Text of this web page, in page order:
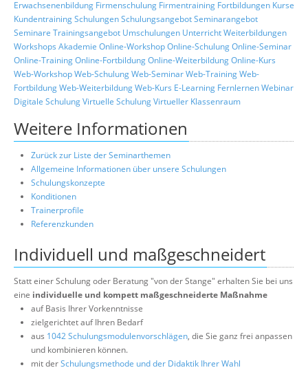
Erwachsenenbildung Firmenschulung Firmentraining Fortbildungen Kurse
KundentrainingSchulungenSchulungsangebotSeminarangebot
Seminare Trainingsangebot Umschulungen UnterrichtWeiterbildungen
Workshops Akademie Online-WorkshopOnline-SchulungOnline-Seminar
Online-TrainingOnline-FortbildungOnline-WeiterbildungOnline-Kurs
Web-WorkshopWeb-SchulungWeb-SeminarWeb-TrainingWeb-
FortbildungWeb-WeiterbildungWeb-Kurs E-Learning FernlernenWebinar
Digitale SchulungVirtuelle SchulungVirtueller Klassenraum
Weitere Informationen
Zurück zur Liste der Seminarthemen
Allgemeine Informationen über unsere Schulungen
Schulungskonzepte
Konditionen
Trainerprofile
Referenzkunden
Individuell und maßgeschneidert
Statt einer Schulung oder Beratung "von der Stange" erhalten Sie bei uns
eine individuelle und kompett maßgeschneiderte Maßnahme
auf Basis Ihrer Vorkenntnisse
zielgerichtet auf Ihren Bedarf
aus 1042 Schulungsmodulenvorschlägen, die Sie ganz frei anpassen
und kombinieren können.
mit derSchulungsmethode und der Didaktik Ihrer Wahl